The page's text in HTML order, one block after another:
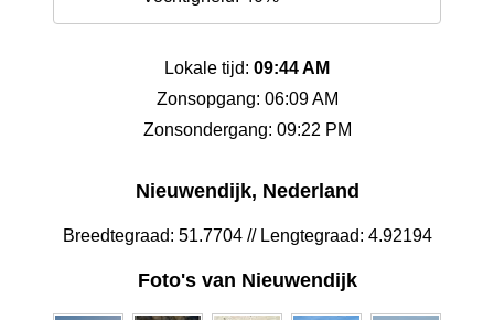
Lokale tijd: 09:44 AM
Zonsopgang: 06:09 AM
Zonsondergang: 09:22 PM
Nieuwendijk, Nederland
Breedtegraad: 51.7704 // Lengtegraad: 4.92194
Foto's van Nieuwendijk